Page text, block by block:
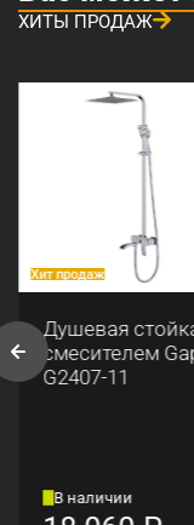
ХИТЫ ПРОДАЖ
Хит продаж
Душевая
смесителем
G2407-11
В наличии